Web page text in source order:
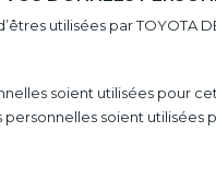
utilisées par TOYOTA
soient utilisées pour
soient utilisées